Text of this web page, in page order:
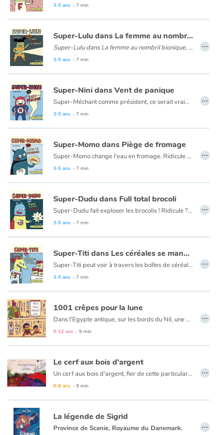
Documentaires
En famille
Quotidien et loisirs
À l'école
Fêtes et évènements
Amour et amitié
Sujets de société
Émotions et sentiments
Formats et illustrations
Catalogue anglais
Contraste +
Aide
Accueil
Écoles
Médiathèques
Vidéos & Tutoriaux
3-5 ans - 7 min
Super-Lulu dans La femme au nombril bionique
Super-Lulu dans La femme au nombril bionique, dont le nombril peut émettre des rayons lumineux, ce qui lui servira lors de la capture du célèbre Super-Méchant.
3-5 ans - 7 min
…
Super-Nini dans Vent de panique
Super-Méchant comme président, ce serait vraiment une chose terrible. Mais que faire avec toute cette foule hypnotisée prête à voter pour lui ? par chance, Super-Nini, la super ventripetiste, est déterminée à s'en occuper.
3-5 ans - 7 min
…
Super-Momo dans Piège de fromage
Super-Momo change l'eau en fromage. Ridicule ? Pas vraiment, quand on veut sauver quelqu'un qui se noie ! Une parodie pleine d'humour du monde des superhéros chers aux petits.
3-5 ans - 7 min
…
Super-Dudu dans Full total brocoli
Super-Dudu fait exploser les brocolis ! Ridicule ? Indispensable lorsque des innocents sont maltraités ! Une parodie pleine d'humour du monde des superhéros chers aux petits.
3-5 ans - 7 min
…
Super-Titi dans Les céréales se mangent froides
Super-Titi peut voir à travers les boîtes de céréales ! Ridicule ? C'est pourtant ce qui lui permettra d'attraper le voleur ! Une parodie pleine d'humour du monde des superhéros chers aux petits.
3-5 ans - 7 min
…
1001 crêpes pour la lune
Dans l'Egypte antique, sur les bords du Nil, une petite fille, Dasine, et son petit frère, Bakou, sont faits prisonniers par une sorcière cannibale. Dasine parvient à s'enfuir seule dans le désert, où elle rencontre la Déesse Lune. Cette dernière lui confie la recette des crêpes qui gaveront la sorcière et la mettront hors d'état de nuire.
9-12 ans - 9 min
…
Le cerf aux bois d'argent
Un cerf aux bois d'argent, fier de cette particularité, méprisait ses semblables. Lassés par tant d'arrogance, ses frères décidèrent de l'abandonner dans une mystérieuse forêt. Qu'adviendra-t-il alors de ce cerf prétentieux ? La magie des lieux saura-t-elle le transformer ?
6-8 ans - 9 min
…
La légende de Sigrid
Province de Scanie, Royaume du Danemark. …